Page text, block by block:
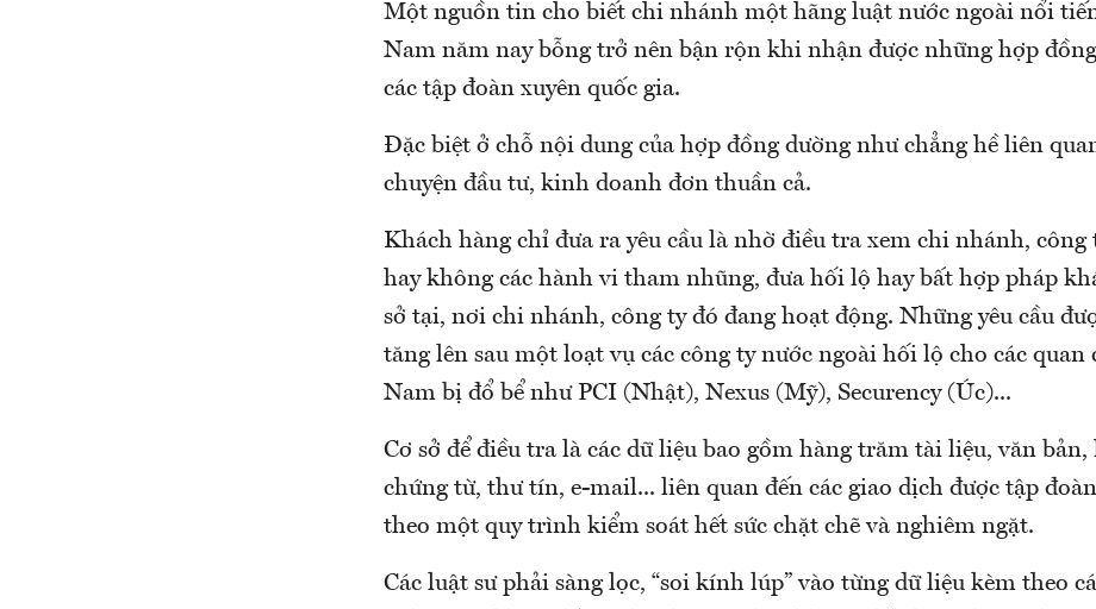
Một nguồn tin cho biết chi nhánh một hãng luật nước ngoài nổi
Nam năm nay bỗng trở nên bận rộn khi nhận được những hợp
các tập đoàn xuyên quốc gia.
Đặc biệt ở chỗ nội dung của hợp đồng dường như chẳng hề liên
chuyện đầu tư, kinh doanh đơn thuần cả.
Khách hàng chỉ đưa ra yêu cầu là nhờ điều tra xem chi nhánh, công
hay không các hành vi tham nhũng, đưa hối lộ hay bất hợp pháp
sở tại, nơi chi nhánh, công ty đó đang hoạt động. Những yêu cầu
tăng lên sau một loạt vụ các công ty nước ngoài hối lộ cho các quan
Nam bị đổ bể như PCI (Nhật), Nexus (Mỹ), Securency (Úc)...
Cơ sở để điều tra là các dữ liệu bao gồm hàng trăm tài liệu, văn bản,
chứng từ, thư tín, e-mail... liên quan đến các giao dịch được tập
theo một quy trình kiểm soát hết sức chặt chẽ và nghiêm ngặt.
Các luật sư phải sàng lọc, “soi kính lúp” vào từng dữ liệu kèm theo